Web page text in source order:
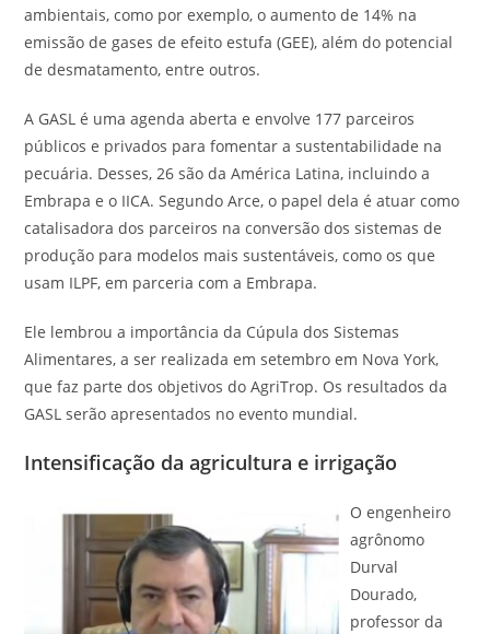
ambientais, como por exemplo, o aumento de 14% na
emissão de gases de efeito estufa (GEE), além do potencial
de desmatamento, entre outros.
A GASL é uma agenda aberta e envolve 177 parceiros
públicos e privados para fomentar a sustentabilidade na
pecuária. Desses, 26 são da América Latina, incluindo a
Embrapa e o IICA. Segundo Arce, o papel dela é atuar como
catalisadora dos parceiros na conversão dos sistemas de
produção para modelos mais sustentáveis, como os que
usam ILPF, em parceria com a Embrapa.
Ele lembrou a importância da Cúpula dos Sistemas
Alimentares, a ser realizada em setembro em Nova York,
que faz parte dos objetivos do AgriTrop. Os resultados da
GASL serão apresentados no evento mundial.
Intensificação da agricultura e irrigação
O engenheiro
agrônomo
Durval
Dourado,
professor da